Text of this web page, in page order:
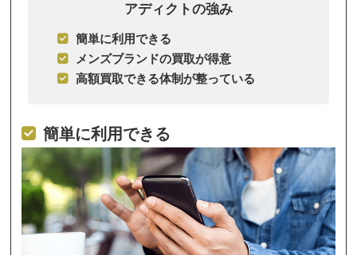
アディクトの強み
簡単に利用できる
メンズブランドの買取が得意
高額買取できる体制が整っている
簡単に利用できる